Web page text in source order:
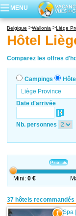
MENU
Belgique Wallonia Liège
Hôtel
Comparez les offres
Campings
Date d'arrivée
Nb. personnes
Prix
Mini: 0 €
37 hôtels
1 Spa |